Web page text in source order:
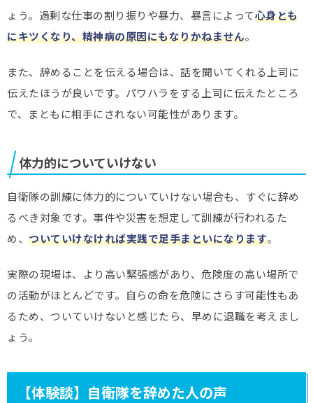
ょう。過剰な仕事の割り振りや暴力、暴言によって心身とも
にキツくなり、精神病の原因にもなりかねません。
また、辞めることを伝える場合は、話を聞いてくれる上司に
伝えたほうが良いです。パワハラをする上司に伝えたところ
で、まともに相手にされない可能性があります。
体力的についていけない
自衛隊の訓練に体力的についていけない場合も、すぐに辞め
るべき対象です。事件や災害を想定して訓練が行われるた
め、 ついていけなければ実践で足手まといになります。
実際の現場は、より高い緊張感があり、危険度の高い場所で
の活動がほとんどです。自らの命を危険にさらす可能性もあ
るため、ついていけないと感じたら、早めに退職を考えまし
ょう。
【体験談】自衛隊を辞めた人の声